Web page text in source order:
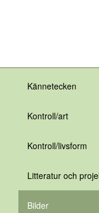
Kännetecken
Kontroll/art
Kontroll/livsform
Litteratur och
Bilder